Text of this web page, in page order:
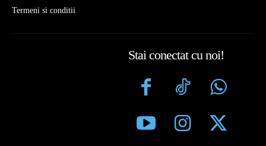
Termeni si conditii
Stai conectat cu noi!